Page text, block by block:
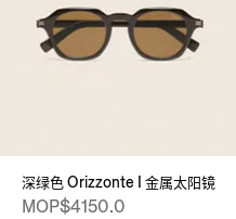
深绿色 Orizzonte I 金属太阳镜
MOP$4150.0